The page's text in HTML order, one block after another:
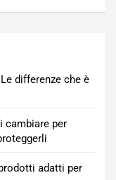
differenze che è
cambiare per
adatti per